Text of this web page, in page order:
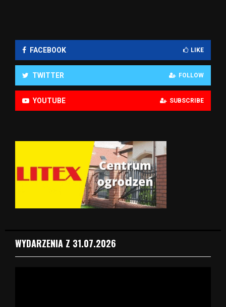
FACEBOOK LIKE
TWITTER FOLLOW
YOUTUBE SUBSCRIBE
WYDARZENIA Z 31.07.2026